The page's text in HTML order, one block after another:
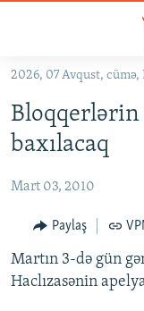
Əsas
qayıt
Əsas
qayıt
#İZAHLA
KORRUPSIOMETR
#ƏSLINDƏ
FƏRQƏ BAX
QANUNI DOĞRU
ARAŞDIRMA
2026, 07 Avqust, cümə,
Bloqqerlərin
baxılacaq
Mart 03, 2010
Paylaş
Martın 3-də gün
Haclızasənin